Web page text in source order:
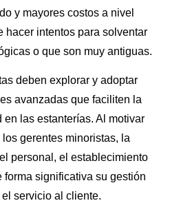
y mayores costos a nivel
hacer intentos para solventar
o que son muy antiguas.
deben explorar y adoptar
avanzadas que faciliten la
las estanterías. Al motivar
gerentes minoristas, la
personal, el establecimiento
forma significativa su gestión
servicio al cliente.